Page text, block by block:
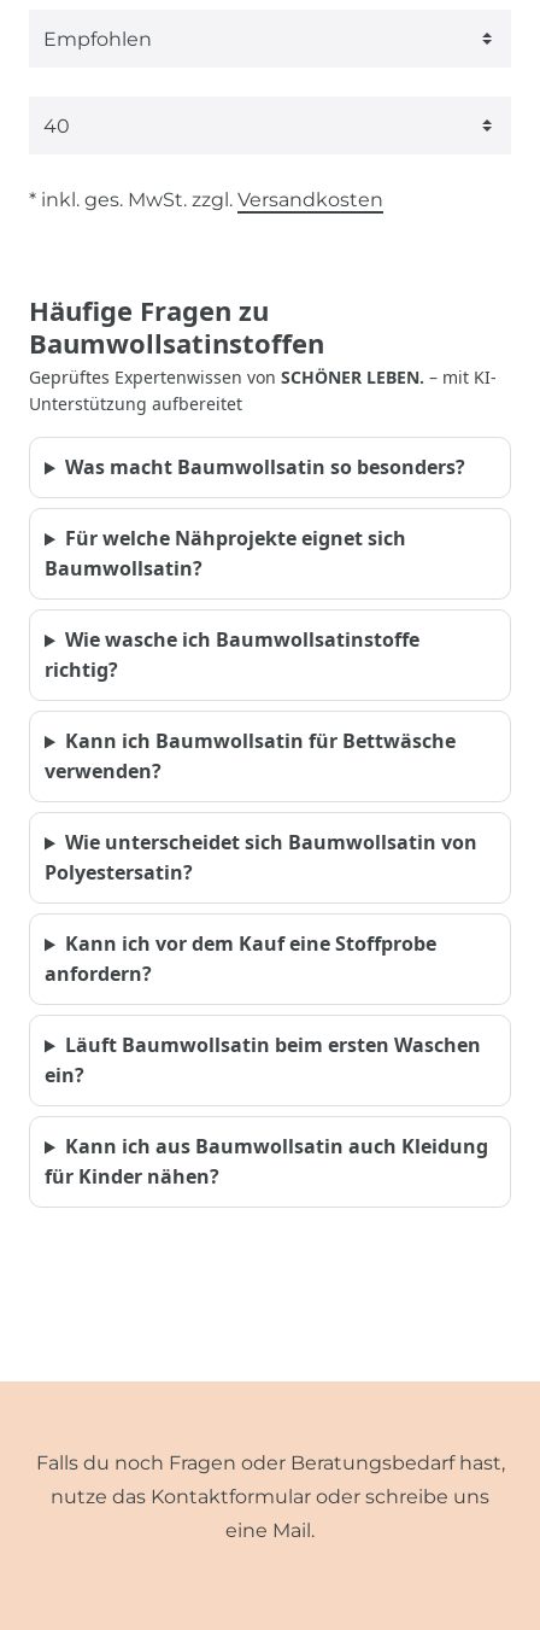
* inkl. ges. MwSt. zzgl. Versandkosten
Häufige Fragen zu
Baumwollsatinstoffen
Geprüftes Expertenwissen von SCHÖNER LEBEN. – mit KI-
Unterstützung aufbereitet
Was macht Baumwollsatin so besonders?
Für welche Nähprojekte eignet sich
Baumwollsatin?
Wie wasche ich Baumwollsatinstoffe
richtig?
Kann ich Baumwollsatin für Bettwäsche
verwenden?
Wie unterscheidet sich Baumwollsatin von
Polyestersatin?
Kann ich vor dem Kauf eine Stoffprobe
anfordern?
Läuft Baumwollsatin beim ersten Waschen
ein?
Kann ich aus Baumwollsatin auch Kleidung
für Kinder nähen?
Falls du noch Fragen oder Beratungsbedarf hast,
nutze das Kontaktformular oder schreibe uns
eine Mail.